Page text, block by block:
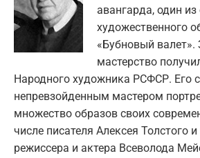
авангарда, один
художественного
«Бубновый валет».
мастерство
Народного художника РСФСР. Его
непревзойденным мастером
множество образов своих
числе писателя Алексея Толстого
режиссера и актера Всеволода